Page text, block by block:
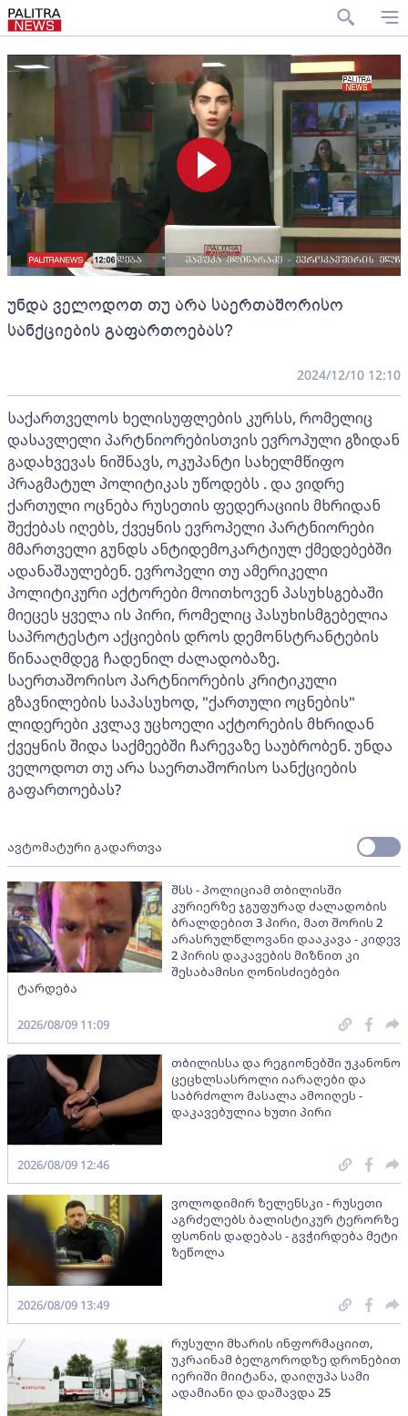
უნდა ველოდოთ თუ არა საერთაშორისო
სანქციების გაფართოებას?
2024/12/10 12:10
საქართველოს ხელისუფლების კურსს, რომელიც
დასავლელი პარტნიორებისთვის ევროპული გზიდან
გადახვევას ნიშნავს, ოკუპანტი სახელმწიფო
პრაგმატულ პოლიტიკას უწოდებს . და ვიდრე
ქართული ოცნება რუსეთის ფედერაციის მხრიდან
შექებას იღებს, ქვეყნის ევროპელი პარტნიორები
მმართველი გუნდს ანტიდემოკარტიულ ქმედებებში
ადანაშაულებენ. ევროპელი თუ ამერიკელი
პოლიტიკური აქტორები მოითხოვენ პასუხსგებაში
მიეცეს ყველა ის პირი, რომელიც პასუხისმგებელია
საპროტესტო აქციების დროს დემონსტრანტების
წინააღმდეგ ჩადენილ ძალადობაზე.
საერთაშორისო პარტნიორების კრიტიკული
გზავნილების საპასუხოდ, "ქართული ოცნების"
ლიდერები კვლავ უცხოელი აქტორების მხრიდან
ქვეყნის შიდა საქმეებში ჩარევაზე საუბრობენ. უნდა
ველოდოთ თუ არა საერთაშორისო სანქციების
გაფართოებას?
ავტომატური გადართვა
შსს - პოლიციამ თბილისში
კურიერზე ჯგუფურად ძალადობის
ბრალდებით 3 პირი, მათ შორის 2
არასრულწლოვანი დააკავა - კიდევ
2 პირის დაკავების მიზნით კი
შესაბამისი ღონისძიებები
ტარდება
2026/08/09 11:09
თბილისსა და რეგიონებში უკანონო
ცეცხლსასროლი იარაღები და
საბრძოლო მასალა ამოიღეს -
დაკავებულია ხუთი პირი
2026/08/09 12:46
ვოლოდიმირ ზელენსკი - რუსეთი
აგრძელებს ბალისტიკურ ტერორზე
ფსონის დადებას - გვჭირდება მეტი
ზეწოლა
2026/08/09 13:49
რუსული მხარის ინფორმაციით,
უკრაინამ ბელგოროდზე დრონებით
იერიში მიიტანა, დაიღუპა სამი
ადამიანი და დაშავდა 25